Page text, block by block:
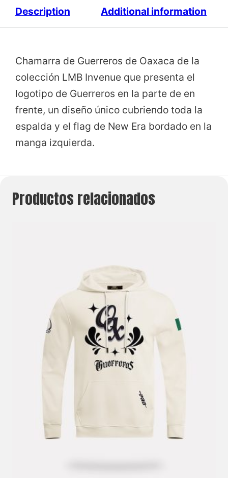
Description Additional information
Chamarra de Guerreros de Oaxaca de la
colección LMB Invenue que presenta el
logotipo de Guerreros en la parte de en
frente, un diseño único cubriendo toda la
espalda y el flag de New Era bordado en la
manga izquierda.
Productos relacionados